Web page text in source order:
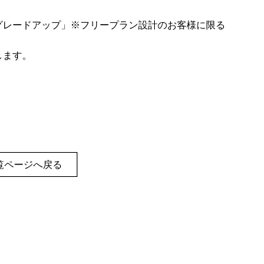
ードアップ」※フリープラン設計のお客様に限る
す。
ページへ戻る